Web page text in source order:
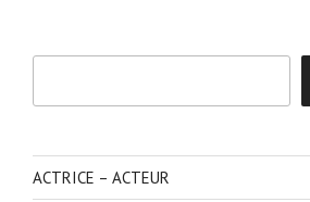
ACTRICE – ACTEUR